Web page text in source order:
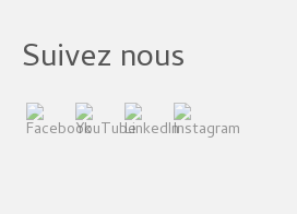
Suivez nous